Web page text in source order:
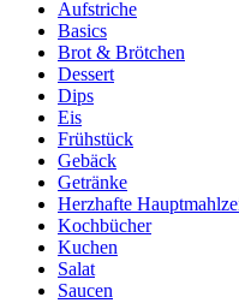
Aufstriche
Basics
Brot & Brötchen
Dessert
Dips
Eis
Frühstück
Gebäck
Getränke
Herzhafte
Kochbücher
Kuchen
Salat
Saucen